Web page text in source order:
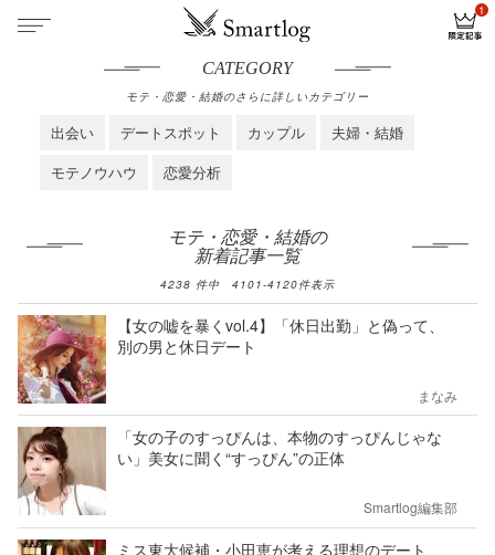
CATEGORY
モテ・恋愛・結婚のさらに詳しいカテゴリー
出会い デートスポット カップル
夫婦・結婚
モテノウハウ
恋愛分析
モテ・恋愛・結婚の
新着記事一覧
4238 件中 4101-4120件表示
【女の嘘を暴くvol.4】「休日出勤」と偽って、
別の男と休日デート
まなみ
「女の子のすっぴんは、本物のすっぴんじゃな
い」美女に聞く“すっぴん”の正体
Smartlog編集部
ミス東大候補・小田恵が考える理想のデート